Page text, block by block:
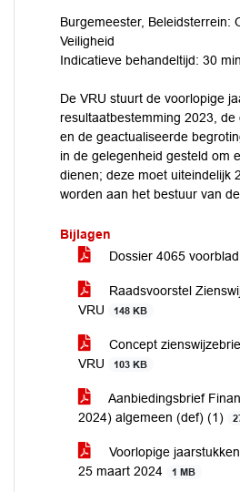
Burgemeester, Beleidsterrein:
Veiligheid
Indicatieve behandeltijd: 30
De VRU stuurt de voorlopige
resultaatbestemming 2023,
en de geactualiseerde
in de gelegenheid gesteld om
dienen; deze moet uiteindelijk
worden aan het bestuur van de
Bijlagen
Dossier 4065
Raadsvoorstel
VRU
148 KB
Concept
VRU
103 KB
Aanbiedingsbrief
2024) algemeen (def) (1)
Voorlopige
25 maart 2024
1 MB